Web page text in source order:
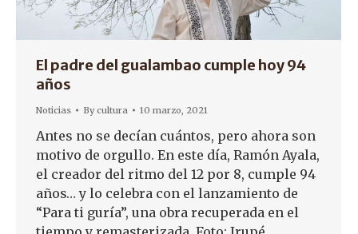
El padre del gualambao cumple hoy 94
años
Noticias Bycultura 10 marzo, 2021
Antes no se decían cuántos, pero ahora son
motivo de orgullo. En este día, Ramón Ayala,
el creador del ritmo del 12 por 8, cumple 94
años… y lo celebra con el lanzamiento de
“Para ti guría”, una obra recuperada en el